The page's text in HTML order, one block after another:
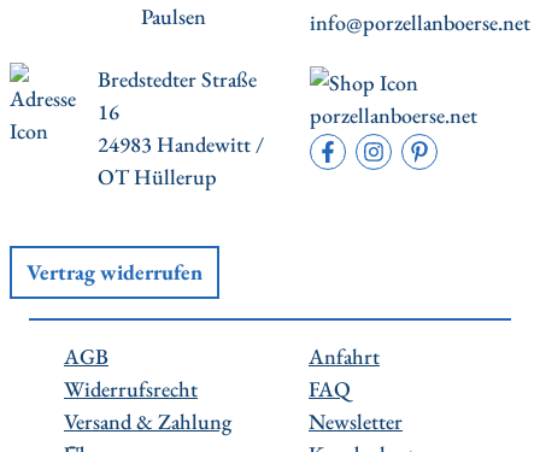
Paulsen
info@porzellanboerse.net
Bredstedter Straße
16
24983 Handewitt /
OT Hüllerup
porzellanboerse.net
Vertrag widerrufen
AGB
Widerrufsrecht
Versand & Zahlung
Anfahrt
FAQ
Newsletter